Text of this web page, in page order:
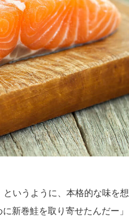
というように、本格的な味を想
新巻鮭を取り寄せたんだー」